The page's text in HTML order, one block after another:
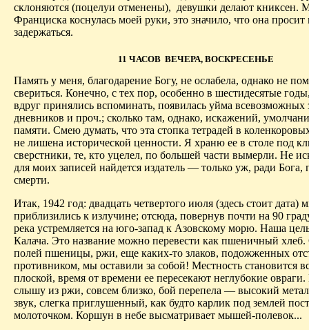
склоняются (поцелуи отменены), девушки делают книксен.
Франциска коснулась моей руки, это значило, что она просит
задержаться.
11 ЧАСОВ ВЕЧЕРА, ВОСКРЕСЕНЬЕ
Память у меня, благодарение Богу, не ослабела, однако не
свериться. Конечно, с тех пор, особенно в шестидесятые
вдруг принялись вспоминать, появилась уйма всевозможных
дневников и проч.; сколько там, однако, искажений,
памяти. Смею думать, что эта стопка тетрадей в
не лишена исторической ценности. Я храню ее в столе под
сверстники, те, кто уцелел, по большей части вымерли. Не
для моих записей найдется издатель — только уж, ради Бога,
смерти.
Итак, 1942 год: двадцать четвертого июля (здесь стоит дата)
приблизились к излучине; отсюда, повернув почти на 90
река устремляется на юго-запад к Азовскому морю. Наша
Калача. Это название можно перевести как пшеничный хлеб.
полей пшеницы, ржи, еще каких-то злаков, подожженных
противником, мы оставили за собой! Местность становится
плоской, время от времени ее пересекают неглубокие
слышу из ржи, совсем близко, бой перепела — высокий
звук, слегка приглушенный, как будто карлик под землей
молоточком. Коршун в небе высматривает мышей-полевок...